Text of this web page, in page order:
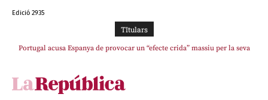
Edició 2935
TItulars
Portugal acusa Espanya de provocar un “efecte crida” massiu per la seva
El col·lapse de l’operació de Marc Puigtió a Girona: desbandada de